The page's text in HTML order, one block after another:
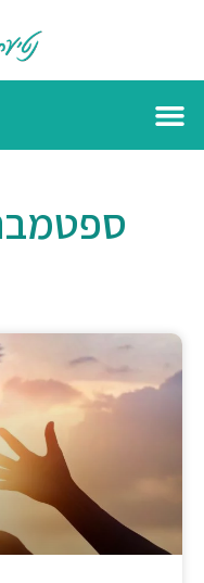
ספטמבר